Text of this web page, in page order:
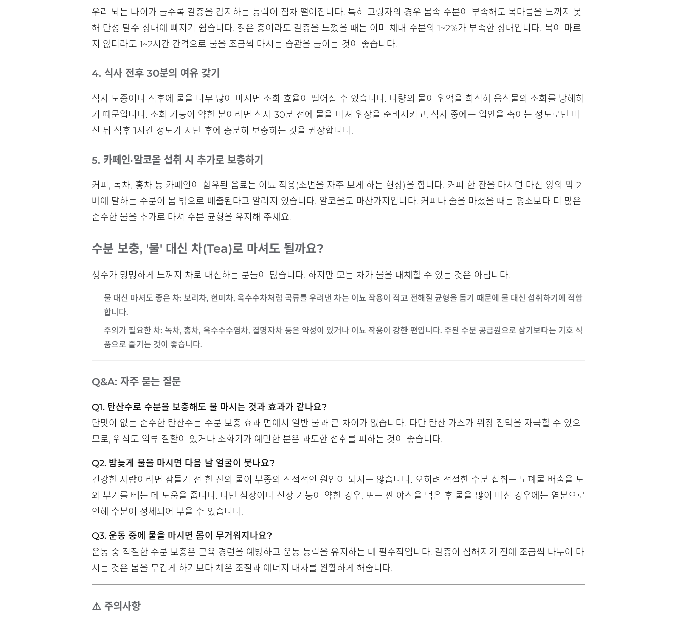
우리 뇌는 나이가 들수록 갈증을 감지하는 능력이 점차 떨어집니다. 특히 고령자의 경우 몸속 수분이 부족해도 목마름을 느끼지 못
해 만성 탈수 상태에 빠지기 쉽습니다. 젊은 층이라도 갈증을 느꼈을 때는 이미 체내 수분의 1~2%가 부족한 상태입니다. 목이 마르
지 않더라도 1~2시간 간격으로 물을 조금씩 마시는 습관을 들이는 것이 좋습니다.
4. 식사 전후 30분의 여유 갖기
식사 도중이나 직후에 물을 너무 많이 마시면 소화 효율이 떨어질 수 있습니다. 다량의 물이 위액을 희석해 음식물의 소화를 방해하
기 때문입니다. 소화 기능이 약한 분이라면 식사 30분 전에 물을 마셔 위장을 준비시키고, 식사 중에는 입안을 축이는 정도로만 마
신 뒤 식후 1시간 정도가 지난 후에 충분히 보충하는 것을 권장합니다.
5. 카페인·알코올 섭취 시 추가로 보충하기
커피, 녹차, 홍차 등 카페인이 함유된 음료는 이뇨 작용(소변을 자주 보게 하는 현상)을 합니다. 커피 한 잔을 마시면 마신 양의 약 2
배에 달하는 수분이 몸 밖으로 배출된다고 알려져 있습니다. 알코올도 마찬가지입니다. 커피나 술을 마셨을 때는 평소보다 더 많은
순수한 물을 추가로 마셔 수분 균형을 유지해 주세요.
수분 보충, '물' 대신 차(Tea)로 마셔도 될까요?
생수가 밍밍하게 느껴져 차로 대신하는 분들이 많습니다. 하지만 모든 차가 물을 대체할 수 있는 것은 아닙니다.
물 대신 마셔도 좋은 차: 보리차, 현미차, 옥수수차처럼 곡류를 우려낸 차는 이뇨 작용이 적고 전해질 균형을 돕기 때문에 물 대신 섭취하기에 적합
합니다.
주의가 필요한 차: 녹차, 홍차, 옥수수수염차, 결명자차 등은 약성이 있거나 이뇨 작용이 강한 편입니다. 주된 수분 공급원으로 삼기보다는 기호 식
품으로 즐기는 것이 좋습니다.
Q&A: 자주 묻는 질문
Q1. 탄산수로 수분을 보충해도 물 마시는 것과 효과가 같나요?
단맛이 없는 순수한 탄산수는 수분 보충 효과 면에서 일반 물과 큰 차이가 없습니다. 다만 탄산 가스가 위장 점막을 자극할 수 있으
므로, 위식도 역류 질환이 있거나 소화기가 예민한 분은 과도한 섭취를 피하는 것이 좋습니다.
Q2. 밤늦게 물을 마시면 다음 날 얼굴이 붓나요?
건강한 사람이라면 잠들기 전 한 잔의 물이 부종의 직접적인 원인이 되지는 않습니다. 오히려 적절한 수분 섭취는 노폐물 배출을 도
와 부기를 빼는 데 도움을 줍니다. 다만 심장이나 신장 기능이 약한 경우, 또는 짠 야식을 먹은 후 물을 많이 마신 경우에는 염분으로
인해 수분이 정체되어 부을 수 있습니다.
Q3. 운동 중에 물을 마시면 몸이 무거워지나요?
운동 중 적절한 수분 보충은 근육 경련을 예방하고 운동 능력을 유지하는 데 필수적입니다. 갈증이 심해지기 전에 조금씩 나누어 마
시는 것은 몸을 무겁게 하기보다 체온 조절과 에너지 대사를 원활하게 해줍니다.
⚠️ 주의사항